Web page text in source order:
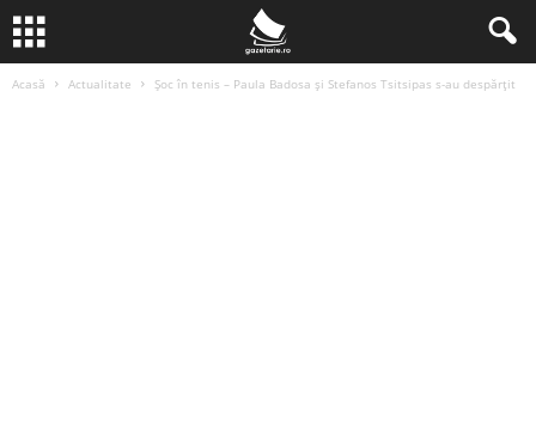
Acasă Actualitate Șoc în tenis – Paula Badosa și Stefanos Tsitsipas s-au despărțit